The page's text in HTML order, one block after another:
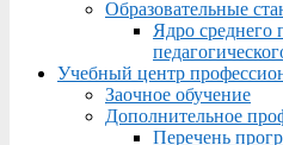
Образовательные
Ядро среднего
Учебный центр
Заочное обучение
Дополнительное
Перечень